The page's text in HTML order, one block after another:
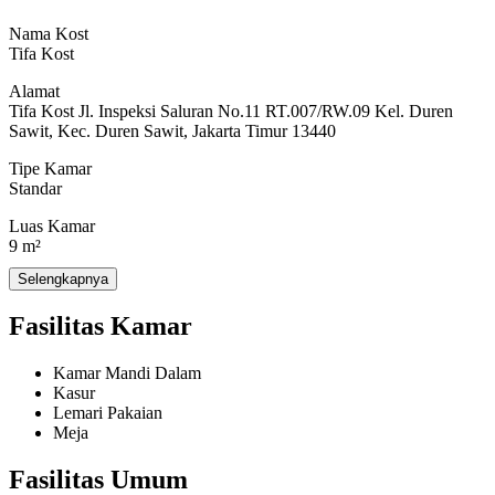
Catatan:
- Uang jaminan Rp.300.000 hanya bayar 1 kali saat masuk kost, dan
saat selesai kost uang jaminan akan dikembalikan.
Fasilitas Kost:
- WIFI
- Tempat Tidur
- Lemari Pakaian
Fasilitas Bersama:
Nama Kost
Tifa Kost
Alamat
Tifa Kost Jl. Inspeksi Saluran No.11 RT.007/RW.09 Kel. Duren
Sawit, Kec. Duren Sawit, Jakarta Timur 13440
Tipe Kamar
Standar
Luas Kamar
9 m²
Jumlah Kamar
Selengkapnya
Fasilitas Kamar
Kamar Mandi Dalam
Kasur
Lemari Pakaian
Meja
Fasilitas Umum